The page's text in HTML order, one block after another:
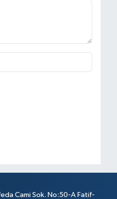
Cami Sok. No:50-A Fatif-